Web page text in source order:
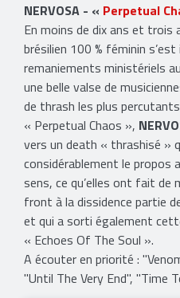
NERVOSA - « Perpetual
En moins de dix ans et trois
brésilien 100 % féminin
remaniements ministériels
une belle valse de
de thrash les plus
« Perpetual Chaos »,
vers un death « thrashisé »
considérablement le propos
sens, ce qu’elles ont fait de
front à la dissidence partie
et qui a sorti également
« Echoes Of The Soul ».
​A écouter en priorité :
"Until The Very End", "Time